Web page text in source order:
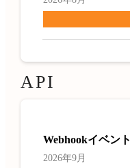
API
Webhookイベン
2026年9月